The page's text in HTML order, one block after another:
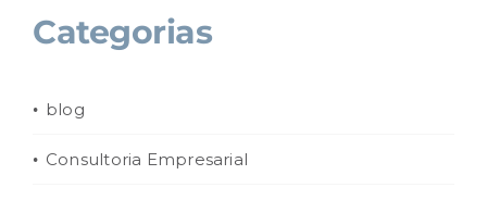
Categorias
blog
Consultoria Empresarial